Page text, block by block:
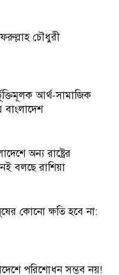
চৌধুরী
আর্থ-সামাজিক
বাংলাদেশ
অন্য রাষ্ট্রের
বলছে রাশিয়া
কোনো ক্ষতি হবে না:
পরিশোধন সম্ভব নয়!